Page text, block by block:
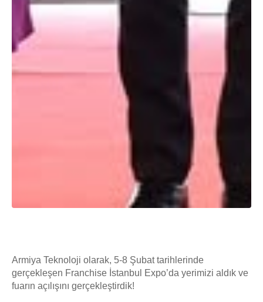
Armiya Teknoloji olarak, 5-8 Şubat tarihlerinde
gerçekleşen Franchise İstanbul Expo’da yerimizi aldık ve
fuarın açılışını gerçekleştirdik!